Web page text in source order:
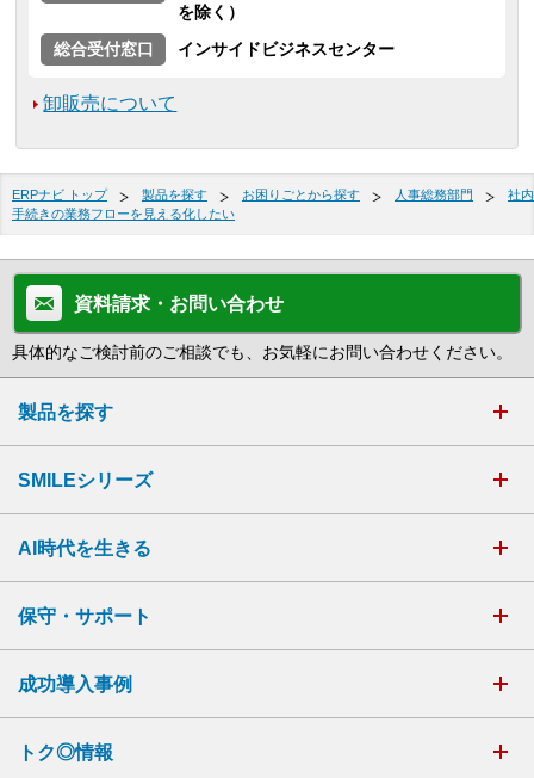
を除く）
総合受付窓口
インサイドビジネスセンター
卸販売について
ERPナビ トップ 製品を探す お困りごとから探す 人事総務部門
社内
手続きの業務フローを見える化したい
資料請求・お問い合わせ
具体的なご検討前のご相談でも、お気軽にお問い合わせください。
製品を探す
SMILEシリーズ
AI時代を生きる
保守・サポート
成功導入事例
トク◎情報